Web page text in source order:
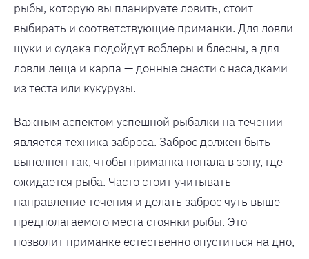
рыбы, которую вы планируете ловить, стоит
выбирать и соответствующие приманки. Для ловли
щуки и судака подойдут воблеры и блесны, а для
ловли леща и карпа — донные снасти с насадками
из теста или кукурузы.
Важным аспектом успешной рыбалки на течении
является техника заброса. Заброс должен быть
выполнен так, чтобы приманка попала в зону, где
ожидается рыба. Часто стоит учитывать
направление течения и делать заброс чуть выше
предполагаемого места стоянки рыбы. Это
позволит приманке естественно опуститься на дно,